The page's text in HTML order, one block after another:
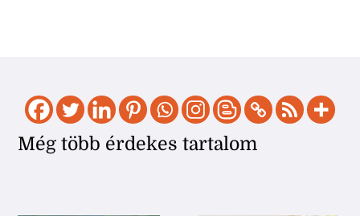
Még több érdekes tartalom